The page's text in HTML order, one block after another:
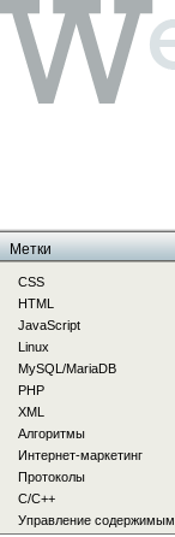
Метки
CSS
HTML
JavaScript
Linux
MySQL/MariaDB
PHP
XML
Алгоритмы
Интернет-маркетинг
Протоколы
С/C++
Управление содержимым